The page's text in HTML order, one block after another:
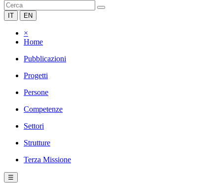
IT EN
×
Home
Pubblicazioni
Progetti
Persone
Competenze
Settori
Strutture
Terza Missione
☰